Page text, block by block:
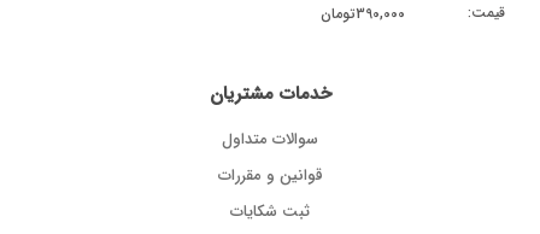
قیمت: 390,000تومان
خدمات مشتریان
سوالات متداول
قوانین و مقررات
ثبت شکایات